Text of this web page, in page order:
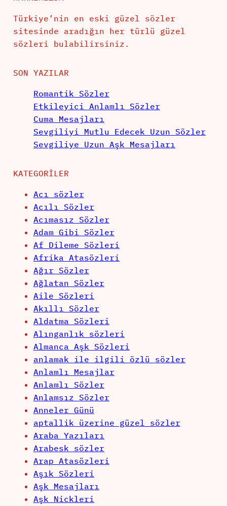
Türkiye’nin en eski güzel sözler
sitesinde aradığın her türlü güzel
sözleri bulabilirsiniz.
SON YAZILAR
Romantik Sözler
Etkileyici Anlamlı Sözler
Cuma Mesajları
Sevgiliyi Mutlu Edecek Uzun Sözler
Sevgiliye Uzun Aşk Mesajları
KATEGORILER
Acı sözler
Acılı Sözler
Acımasız Sözler
Adam Gibi Sözler
Af Dileme Sözleri
Afrika Atasözleri
Ağır Sözler
Ağlatan Sözler
Aile Sözleri
Akıllı Sözler
Aldatma Sözleri
Alınganlık sözleri
Almanca Aşk Sözleri
anlamak ile ilgili özlü sözler
Anlamlı Mesajlar
Anlamlı Sözler
Anlamsız Sözler
Anneler Günü
aptallik üzerine güzel sözler
Araba Yazıları
Arabesk sözler
Arap Atasözleri
Aşık Sözleri
Aşk Mesajları
Aşk Nickleri